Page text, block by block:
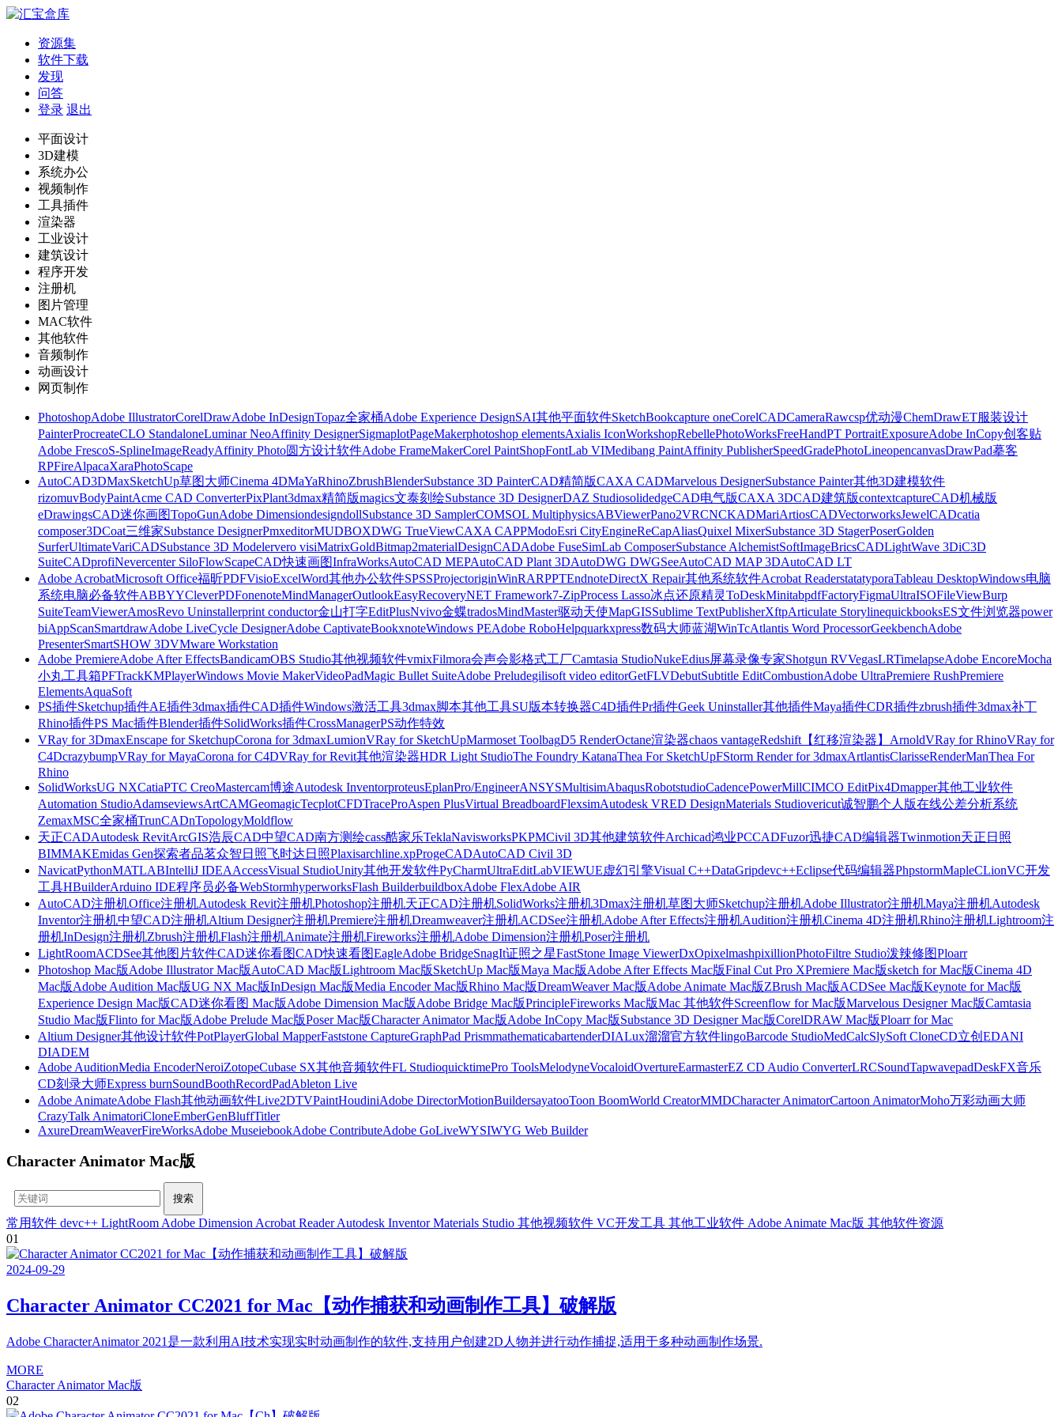
资源集
软件下载
发现
问答
登录 退出
平面设计
3D建模
系统办公
视频制作
工具插件
渲染器
工业设计
建筑设计
程序开发
注册机
图片管理
MAC软件
其他软件
音频制作
动画设计
网页制作
PhotoshopAdobe IllustratorCorelDrawAdobe InDesignTopaz全家桶Adobe Experience DesignSAI其他平面软件SketchBookcapture oneCorelCADCameraRawcsp优动漫ChemDrawET服装设计
PainterProcreateCLO StandaloneLuminar NeoAffinity DesignerSigmaplotPageMakerphotoshop elementsAxialis IconWorkshopRebellePhotoWorksFreeHandPT PortraitExposureAdobe InCopy创客贴
Adobe FrescoS-SplineImageReadyAffinity Photo圆方设计软件Adobe FrameMakerCorel PaintShopFontLab VIMedibang PaintAffinity PublisherSpeedGradePhotoLineopencanvasDrawPad摹客
RPFireAlpacaXaraPhotoScape
AutoCAD3DMaxSketchUp草图大师Cinema 4DMaYaRhinoZbrushBlenderSubstance 3D PainterCAD精简版CAXA CADMarvelous DesignerSubstance Painter其他3D建模软件
rizomuvBodyPaintAcme CAD ConverterPixPlant3dmax精简版magics文泰刻绘Substance 3D DesignerDAZ StudiosolidedgeCAD电气版CAXA 3DCAD建筑版contextcaptureCAD机械版
eDrawingsCAD迷你画图TopoGunAdobe DimensiondesigndollSubstance 3D SamplerCOMSOL MultiphysicsABViewerPano2VRCNCKADMariArtiosCADVectorworksJewelCADcatia
composer3DCoat三维家Substance DesignerPmxeditorMUDBOXDWG TrueViewCAXA CAPPModoEsri CityEngineReCapAliasQuixel MixerSubstance 3D StagerPoserGolden
SurferUltimateVariCADSubstance 3D Modelervero visiMatrixGoldBitmap2materialDesignCADAdobe FuseSimLab ComposerSubstance AlchemistSoftImageBricsCADLightWave 3DiC3D
SuiteCADprofiNevercenter SiloFlowScapeCAD快速画图InfraWorksAutoCAD MEPAutoCAD Plant 3DAutoDWG DWGSeeAutoCAD MAP 3DAutoCAD LT
Adobe AcrobatMicrosoft Office福昕PDFVisioExcelWord其他办公软件SPSSProjectoriginWinRARPPTEndnoteDirectX Repair其他系统软件Acrobat ReaderstatatyporaTableau DesktopWindows电脑
系统电脑必备软件ABBYYCleverPDFonenoteMindManagerOutlookEasyRecoveryNET Framework7-ZipProcess Lasso冰点还原精灵ToDeskMinitabpdfFactoryFigmaUltraISOFileViewBurp
SuiteTeamViewerAmosRevo Uninstallerprint conductor金山打字EditPlusNvivo金蝶tradosMindMaster驱动天使MapGISSublime TextPublisherXftpArticulate StorylinequickbooksES文件浏览器power
biAppScanSmartdrawAdobe LiveCycle DesignerAdobe CaptivateBookxnoteWindows PEAdobe RoboHelpquarkxpress数码大师蓝湖WinTcAtlantis Word ProcessorGeekbenchAdobe
PresenterSmartSHOW 3DVMware Workstation
Adobe PremiereAdobe After EffectsBandicamOBS Studio其他视频软件vmixFilmora会声会影格式工厂Camtasia StudioNukeEdius屏幕录像专家Shotgun RVVegasLRTimelapseAdobe EncoreMocha
小丸工具箱PFTrackKMPlayerWindows Movie MakerVideoPadMagic Bullet SuiteAdobe Preludegilisoft video editorGetFLVDebutSubtitle EditCombustionAdobe UltraPremiere RushPremiere
ElementsAquaSoft
PS插件Sketchup插件AE插件3dmax插件CAD插件Windows激活工具3dmax脚本其他工具SU版本转换器C4D插件Pr插件Geek Uninstaller其他插件Maya插件CDR插件zbrush插件3dmax补丁
Rhino插件PS Mac插件Blender插件SolidWorks插件CrossManagerPS动作特效
VRay for 3DmaxEnscape for SketchupCorona for 3dmaxLumionVRay for SketchUpMarmoset ToolbagD5 RenderOctane渲染器chaos vantageRedshift【红移渲染器】 ArnoldVRay for RhinoVRay for
C4DcrazybumpVRay for MayaCorona for C4DVRay for Revit其他渲染器HDR Light StudioThe Foundry KatanaThea For SketchUpFStorm Render for 3dmaxArtlantisClarisseRenderManThea For
Rhino
SolidWorksUG NXCatiaPTC CreoMastercam博途Autodesk InventorproteusEplanPro/EngineerANSYSMultisimAbaqusRobotstudioCadencePowerMillCIMCO EditPix4Dmapper其他工业软件
Automation StudioAdamseviewsArtCAMGeomagicTecplotCFDTraceProAspen PlusVirtual BreadboardFlexsimAutodesk VRED DesignMaterials Studiovericut诚智鹏个人版在线公差分析系统
ZemaxMSC全家桶TrunCADnTopologyMoldflow
天正CADAutodesk RevitArcGIS浩辰CAD中望CAD南方测绘cass酷家乐TeklaNavisworksPKPMCivil 3D其他建筑软件Archicad鸿业PCCADFuzor迅捷CAD编辑器Twinmotion天正日照
BIMMAKEmidas Gen探索者品茗众智日照飞时达日照Plaxisarchline.xpProgeCADAutoCAD Civil 3D
NavicatPythonMATLABIntelliJ IDEAAccessVisual StudioUnity其他开发软件PyCharmUltraEditLabVIEWUE虚幻引擎Visual C++DataGripdevc++Eclipse代码编辑器PhpstormMapleCLionVC开发
工具HBuilderArduino IDE程序员必备WebStormhyperworksFlash BuilderbuildboxAdobe FlexAdobe AIR
AutoCAD注册机Office注册机Autodesk Revit注册机Photoshop注册机天正CAD注册机SolidWorks注册机3Dmax注册机草图大师Sketchup注册机Adobe Illustrator注册机Maya注册机Autodesk
Inventor注册机中望CAD注册机Altium Designer注册机Premiere注册机Dreamweaver注册机ACDSee注册机Adobe After Effects注册机Audition注册机Cinema 4D注册机Rhino注册机Lightroom注
册机InDesign注册机Zbrush注册机Flash注册机Animate注册机Fireworks注册机Adobe Dimension注册机Poser注册机
LightRoomACDSee其他图片软件CAD迷你看图CAD快速看图EagleAdobe BridgeSnagIt证照之星FastStone Image ViewerDxOpixelmashpixillionPhotoFiltre Studio泼辣修图Ploarr
Photoshop Mac版Adobe Illustrator Mac版AutoCAD Mac版Lightroom Mac版SketchUp Mac版Maya Mac版Adobe After Effects Mac版Final Cut Pro XPremiere Mac版sketch for Mac版Cinema 4D
Mac版Adobe Audition Mac版UG NX Mac版InDesign Mac版Media Encoder Mac版Rhino Mac版DreamWeaver Mac版Adobe Animate Mac版ZBrush Mac版ACDSee Mac版Keynote for Mac版
Experience Design Mac版CAD迷你看图 Mac版Adobe Dimension Mac版Adobe Bridge Mac版PrincipleFireworks Mac版Mac 其他软件Screenflow for Mac版Marvelous Designer Mac版Camtasia
Studio Mac版Flinto for Mac版Adobe Prelude Mac版Poser Mac版Character Animator Mac版Adobe InCopy Mac版Substance 3D Designer Mac版CorelDRAW Mac版Ploarr for Mac
Altium Designer其他设计软件PotPlayerGlobal MapperFaststone CaptureGraphPad PrismmathematicabartenderDIALux溜溜官方软件lingoBarcode StudioMedCalcSlySoft CloneCD立创EDANI
DIADEM
Adobe AuditionMedia EncoderNeroiZotopeCubase SX其他音频软件FL StudioquicktimePro ToolsMelodyneVocaloidOvertureEarmasterEZ CD Audio ConverterLRCSoundTapwavepadDeskFX音乐
CD刻录大师Express burnSoundBoothRecordPadAbleton Live
Adobe AnimateAdobe Flash其他动画软件Live2DTVPaintHoudiniAdobe DirectorMotionBuildersayatooToon BoomWorld CreatorMMDCharacter AnimatorCartoon AnimatorMoho万彩动画大师
CrazyTalk AnimatoriCloneEmberGenBluffTitler
AxureDreamWeaverFireWorksAdobe MuseiebookAdobe ContributeAdobe GoLiveWYSIWYG Web Builder
Character Animator Mac版
常用软件 devc++ LightRoom Adobe Dimension Acrobat Reader Autodesk Inventor Materials Studio 其他视频软件 VC开发工具 其他工业软件 Adobe Animate Mac版 其他软件资源
01
2024-09-29
Character Animator CC2021 for Mac【动作捕获和动画制作工具】破解版
Adobe CharacterAnimator 2021是一款利用AI技术实现实时动画制作的软件,支持用户创建2D人物并进行动作捕捉,适用于多种动画制作场景.
MORE
Character Animator Mac版
02